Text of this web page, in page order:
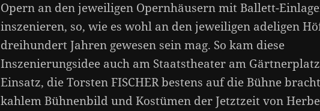
Opern an den jeweiligen Opernhäusern mit Ballett-
inszenieren, so, wie es wohl an den jeweiligen adeligen
dreihundert Jahren gewesen sein mag. So kam diese
Inszenierungsidee auch am Staatstheater am
Einsatz, die Torsten FISCHER bestens auf die Bühne
kahlem Bühnenbild und Kostümen der Jetztzeit von